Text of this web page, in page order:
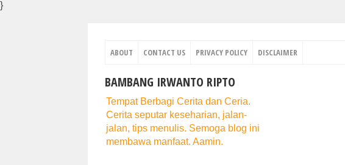
}
ABOUT CONTACT US PRIVACY POLICY DISCLAIMER
BAMBANG IRWANTO RIPTO
Tempat Berbagi Cerita dan Ceria.
Cerita seputar keseharian, jalan-
jalan, tips menulis. Semoga blog ini
membawa manfaat. Aamin.